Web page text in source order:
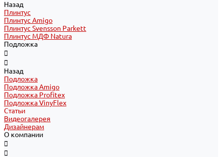
Назад
Плинтус
Плинтус Amigo
Плинтус Svensson Parkett
Плинтус МДФ Natura
Подложка
Назад
Подложка
Подложка Amigo
Подложка Profitex
Подложка VinyFlex
Статьи
Видеогалерея
Дизайнерам
О компании